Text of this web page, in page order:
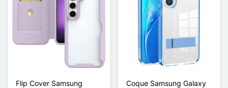
Flip Cover Samsung
Coque Samsung Galaxy